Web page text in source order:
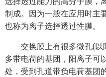
制成。因为一般在应用时主
也称为离子选择透过性膜。
交换膜上有很多微孔(
多带电荷的基团，阳离子可
处，受到孔道带负电荷基团